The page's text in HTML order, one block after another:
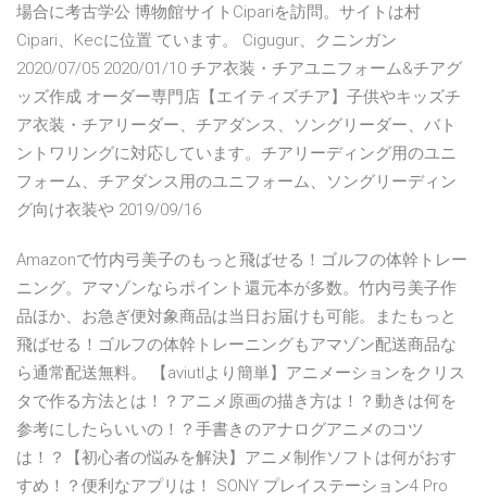
場合に考古学公 博物館サイトCipariを訪問。サイトは村
Cipari、Kecに位置 ています。 Cigugur、クニンガン
2020/07/05 2020/01/10 チア衣装・チアユニフォーム&チアグ
ッズ作成 オーダー専門店【エイティズチア】子供やキッズチ
ア衣装・チアリーダー、チアダンス、ソングリーダー、バト
ントワリングに対応しています。チアリーディング用のユニ
フォーム、チアダンス用のユニフォーム、ソングリーディン
グ向け衣装や 2019/09/16
Amazonで竹内弓美子のもっと飛ばせる！ゴルフの体幹トレー
ニング。アマゾンならポイント還元本が多数。竹内弓美子作
品ほか、お急ぎ便対象商品は当日お届けも可能。またもっと
飛ばせる！ゴルフの体幹トレーニングもアマゾン配送商品な
ら通常配送無料。 【aviutlより簡単】アニメーションをクリス
タで作る方法とは！？アニメ原画の描き方は！？動きは何を
参考にしたらいいの！？手書きのアナログアニメのコツ
は！？【初心者の悩みを解決】アニメ制作ソフトは何がおす
すめ！？便利なアプリは！ SONY プレイステーション4 Pro